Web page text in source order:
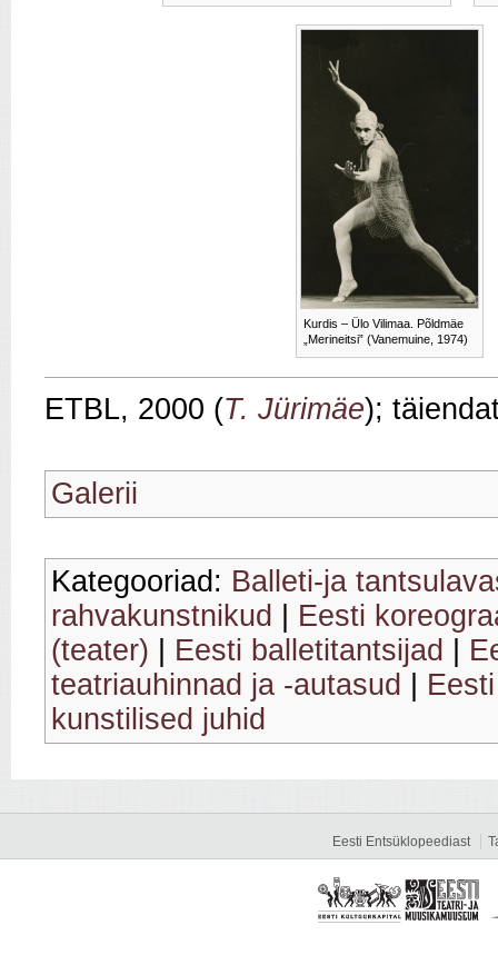
Kurdis – Ülo Vilimaa. Põldmäe
„Merineitsi” (Vanemuine, 1974)
ETBL, 2000 (T. Jürimäe);
Galerii
Kategooriad: Balleti-ja
rahvakunstnikud
Eesti
(teater)
Eesti balletitantsijad
teatriauhinnad ja -autasud
kunstilised juhid
Eesti Entsüklopeediast